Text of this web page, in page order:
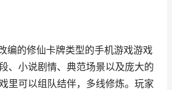
编的修仙卡牌类型的手机游戏游戏
、小说剧情、典范场景以及庞大的
里可以组队结伴，多线修炼。玩家